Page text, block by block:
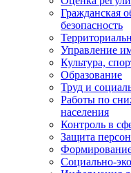
Гражданская
безопасность
Управление
Культура,
Образование
Труд и
Работы по
населения
Контроль в
Защита
Социально-